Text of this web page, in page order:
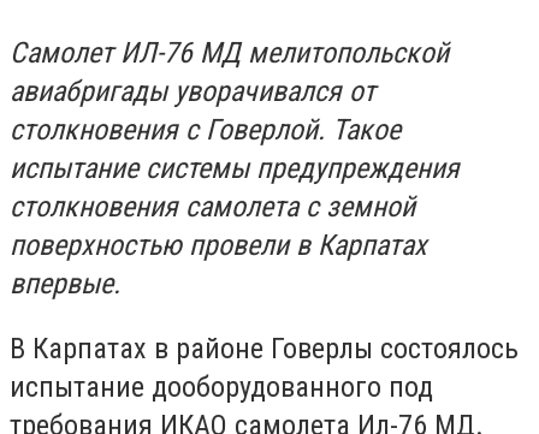
Самолет ИЛ-76 МД мелитопольской
авиабригады уворачивался от
столкновения с Говерлой. Такое
испытание системы предупреждения
столкновения самолета с земной
поверхностью провели в Карпатах
впервые.
В Карпатах в районе Говерлы состоялось
испытание дооборудованного под
требования ИКАО самолета Ил-76 МД.